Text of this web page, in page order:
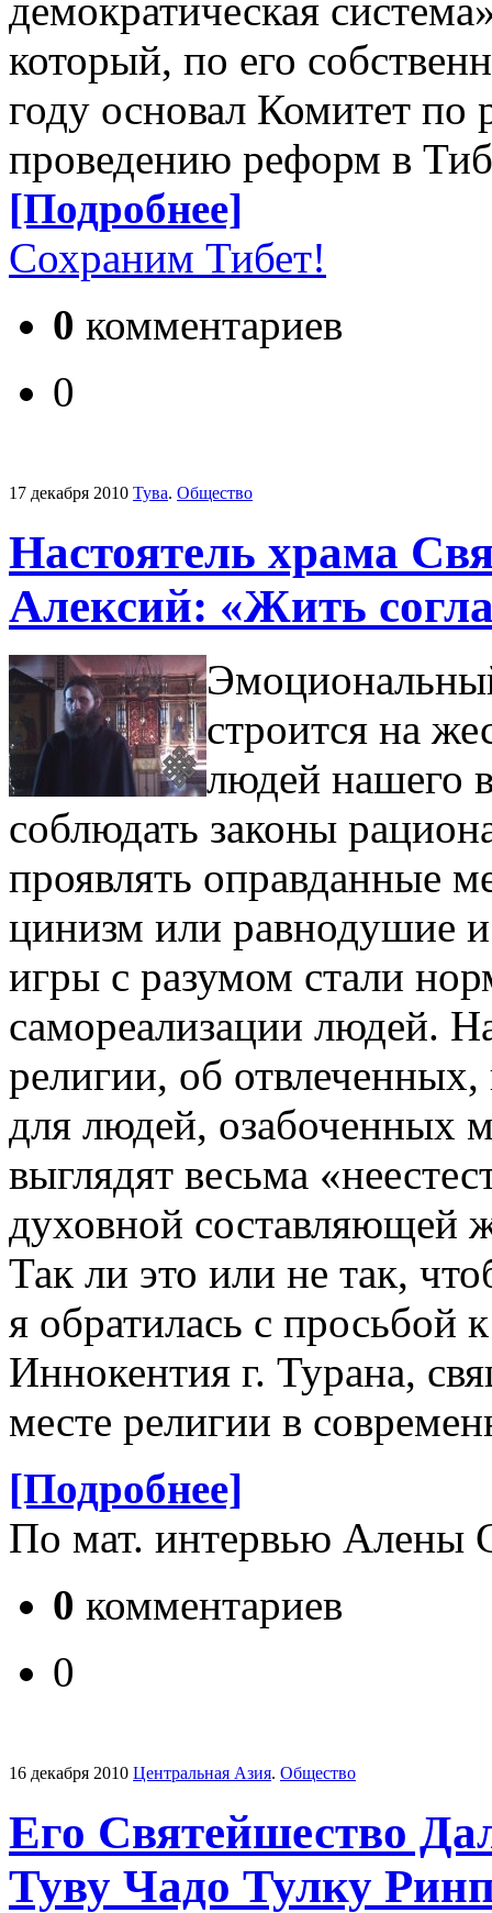
демократическая
который, по его
году основал Комитет
проведению реформ в
[Подробнее]
Сохраним Тибет!
0 комментариев
0
17 декабря 2010 Тува. Общество
Настоятель храма
Алексий: «Жить
строится на
людей нашего
соблюдать законы
проявлять оправданные
цинизм или равнодушие
игры с разумом стали
самореализации людей.
религии, об
для людей, озабоченных
выглядят весьма
духовной составляющей
Так ли это или не так,
я обратилась с просьбой
Иннокентия г. Турана,
месте религии в
[Подробнее]
По мат. интервью Алены
0 комментариев
0
16 декабря 2010 Центральная Азия. Общество
Его Святейшество
Туву Чадо Тулку